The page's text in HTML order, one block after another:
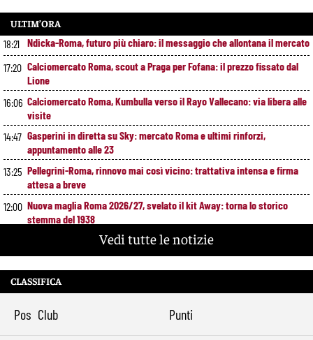
ULTIM’ORA
18:21 Ndicka-Roma, futuro più chiaro: il messaggio che allontana il mercato
17:20 Calciomercato Roma, scout a Praga per Fofana: il prezzo fissato dal
Lione
16:06 Calciomercato Roma, Kumbulla verso il Rayo Vallecano: via libera alle
visite
14:47 Gasperini in diretta su Sky: mercato Roma e ultimi rinforzi,
appuntamento alle 23
13:25 Pellegrini-Roma, rinnovo mai così vicino: trattativa intensa e firma
attesa a breve
12:00 Nuova maglia Roma 2026/27, svelato il kit Away: torna lo storico
stemma del 1938
Alajbegovic, Pjanic svela il ruolo: perché il talento seguito dalla Roma
ha scelto la Juventus
9:29
Roma, il mercato ora è nelle sue mani: dopo Molina manca soltanto
l’ala
Vedi tutte le notizie
CLASSIFICA
Pos Club Punti